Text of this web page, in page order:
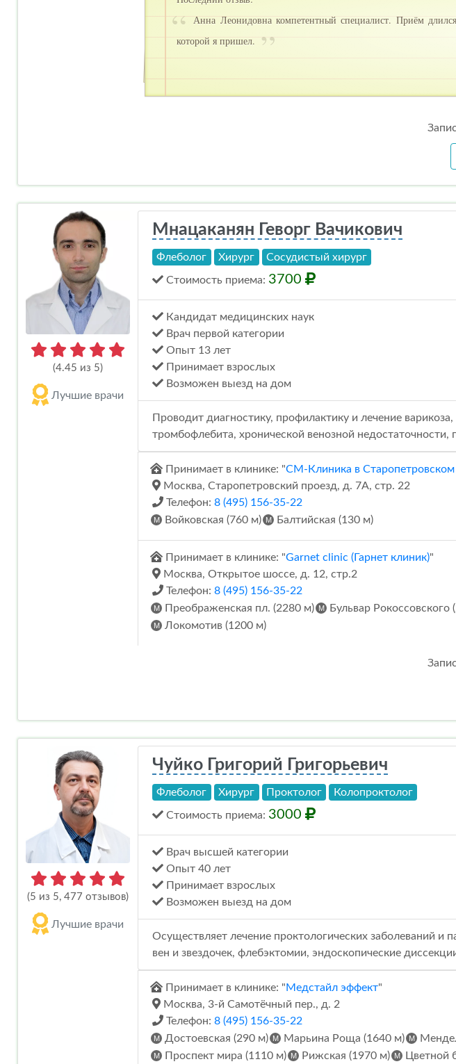
Анна Леонидовна компетентный специалист. Приём
которой я пришел.
(4.45 из 5)
Лучшие врачи
Мнацаканян Геворг Вачикович
Флеболог Хирург Сосудистый хирург
Стоимость приема: 3700
Кандидат медицинских наук
Врач первой категории
Опыт 13 лет
Принимает взрослых
Возможен выезд на дом
Проводит диагностику, профилактику и лечение
тромбофлебита, хронической венозной
Принимает в клинике: "СМ-Клиника в Старопетровском
Москва, Старопетровский проезд, д. 7А, стр. 22
Телефон: 8 (495) 156-35-22
Войковская (760 м)
Балтийская (130 м)
Принимает в клинике: "Garnet clinic (Гарнет клиник)"
Москва, Открытое шоссе, д. 12, стр.2
Телефон: 8 (495) 156-35-22
Преображенская пл. (2280 м)
Бульвар Рокоссовского
Локомотив (1200 м)
(5 из 5, 477 отзывов)
Лучшие врачи
Чуйко Григорий Григорьевич
Флеболог Хирург Проктолог Колопроктолог
Стоимость приема: 3000
Врач высшей категории
Опыт 40 лет
Принимает взрослых
Возможен выезд на дом
Осуществляет лечение проктологических заболеваний и
вен и звездочек, флебэктомии, эндоскопические
Принимает в клинике: "Медстайл эффект"
Москва, 3-й Самотёчный пер., д. 2
Телефон: 8 (495) 156-35-22
Достоевская (290 м)
Марьина Роща (1640 м)
Проспект мира (1110 м)
Рижская (1970 м) Цветной